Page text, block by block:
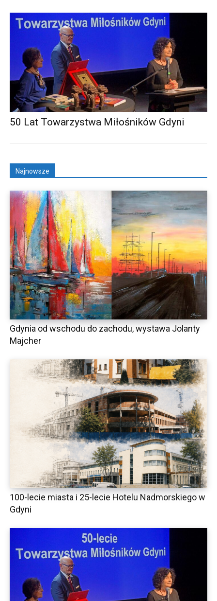
50 Lat Towarzystwa Miłośników Gdyni
Najnowsze
Gdynia od wschodu do zachodu, wystawa Jolanty
Majcher
100-lecie miasta i 25-lecie Hotelu Nadmorskiego w
Gdyni